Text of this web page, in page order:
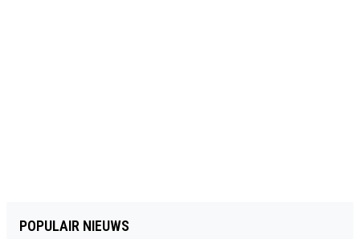
POPULAIR NIEUWS